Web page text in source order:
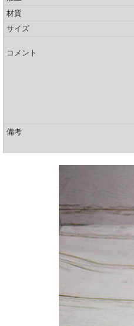
材質
サイズ
コメント
備考